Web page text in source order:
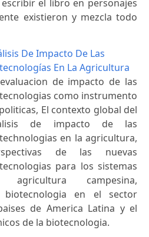
el libro en personajes
existieron y mezcla todo
De Impacto De Las
En La Agricultura
de impacto de las
como instrumento
El contexto global del
de impacto de las
en la agricultura,
de las nuevas
para los sistemas
agricultura campesina,
biotecnologia en el sector
de America Latina y el
de la biotecnologia.